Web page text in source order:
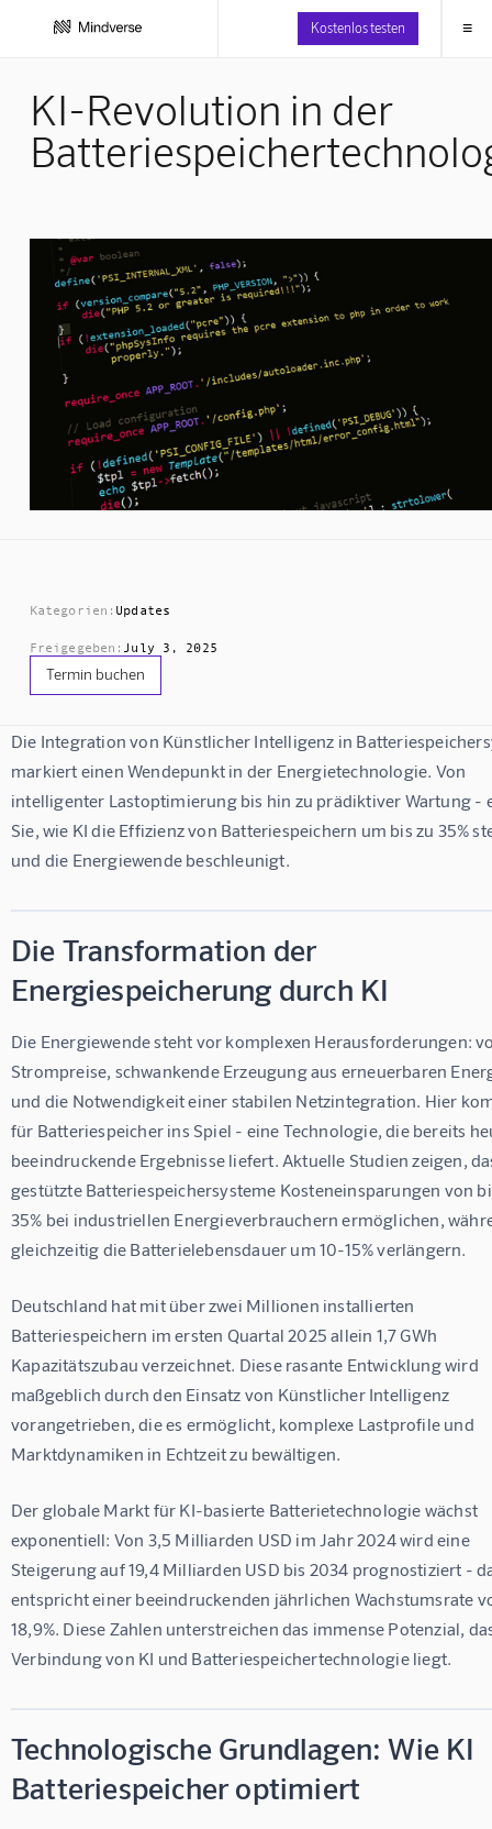
Kostenlos testen ≡
KI-Revolution in der
Kategorien: Updates
Freigegeben: July 3, 2025
Termin buchen
Die Integration von Künstlicher Intelligenz in
markiert einen Wendepunkt in der Energietechnologie. Von
intelligenter Lastoptimierung bis hin zu prädiktiver Wartung -
Sie, wie KI die Effizienz von Batteriespeichern um bis zu 35%
und die Energiewende beschleunigt.
Die Transformation der
Energiespeicherung durch KI
Die Energiewende steht vor komplexen Herausforderungen:
Strompreise, schwankende Erzeugung aus erneuerbaren
und die Notwendigkeit einer stabilen Netzintegration. Hier
für Batteriespeicher ins Spiel - eine Technologie, die bereits
beeindruckende Ergebnisse liefert. Aktuelle Studien zeigen,
gestützte Batteriespeichersysteme Kosteneinsparungen von
35% bei industriellen Energieverbrauchern ermöglichen,
gleichzeitig die Batterielebensdauer um 10-15% verlängern.
Deutschland hat mit über zwei Millionen installierten
Batteriespeichern im ersten Quartal 2025 allein 1,7 GWh
Kapazitätszubau verzeichnet. Diese rasante Entwicklung wird
maßgeblich durch den Einsatz von Künstlicher Intelligenz
vorangetrieben, die es ermöglicht, komplexe Lastprofile und
Marktdynamiken in Echtzeit zu bewältigen.
Der globale Markt für KI-basierte Batterietechnologie wächst
exponentiell: Von 3,5 Milliarden USD im Jahr 2024 wird eine
Steigerung auf 19,4 Milliarden USD bis 2034 prognostiziert -
entspricht einer beeindruckenden jährlichen Wachstumsrate
18,9%. Diese Zahlen unterstreichen das immense Potenzial,
Verbindung von KI und Batteriespeichertechnologie liegt.
Technologische Grundlagen: Wie KI
Batteriespeicher optimiert